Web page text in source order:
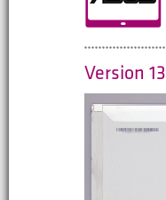
Version